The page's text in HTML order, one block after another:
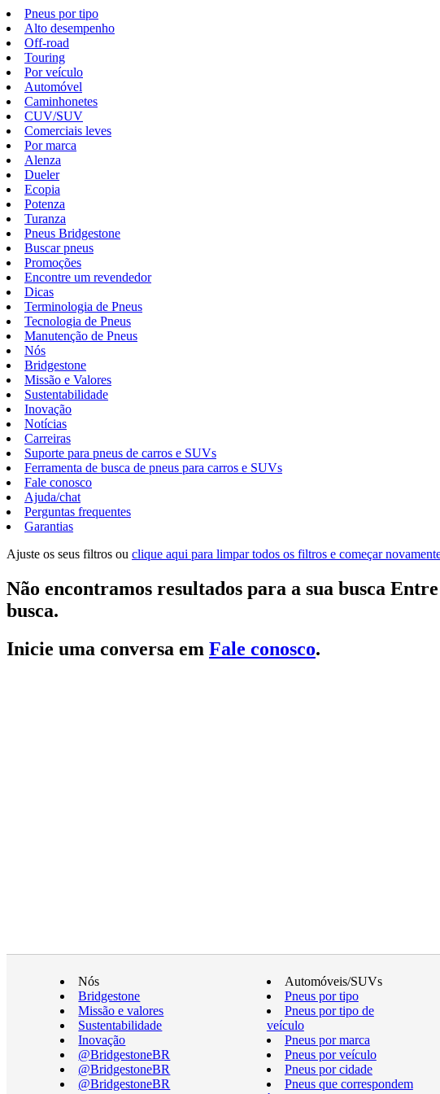
Pneus por tipo
Alto desempenho
Off-road
Touring
Por veículo
Automóvel
Caminhonetes
CUV/SUV
Comerciais leves
Por marca
Alenza
Dueler
Ecopia
Potenza
Turanza
Pneus Bridgestone
Buscar pneus
Promoções
Encontre um revendedor
Dicas
Terminologia de Pneus
Tecnologia de Pneus
Manutenção de Pneus
Nós
Bridgestone
Missão e Valores
Sustentabilidade
Inovação
Notícias
Carreiras
Suporte para pneus de carros e SUVs
Ferramenta de busca de pneus para carros e SUVs
Fale conosco
Ajuda/chat
Perguntas frequentes
Garantias
Ajuste os seus filtros ou clique aqui para limpar todos os filtros e começar
Não encontramos resultados para a sua busca
busca.
Inicie uma conversa em Fale conosco.
Nós
Bridgestone
Missão e valores
Sustentabilidade
Inovação
@BridgestoneBR
@BridgestoneBR
@BridgestoneBR
Automóveis/SUVs
Pneus por tipo
Pneus por tipo de
veículo
Pneus por marca
Pneus por veículo
Pneus por cidade
Pneus que correspondem